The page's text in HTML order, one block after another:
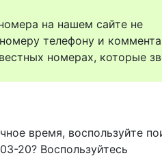
на нашем сайте не
телефону и
номерах, которые
время, воспользуйте
20? Воспользуйтесь